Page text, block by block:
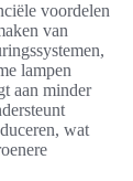
voordelen
van
lampen
aan minder
wat